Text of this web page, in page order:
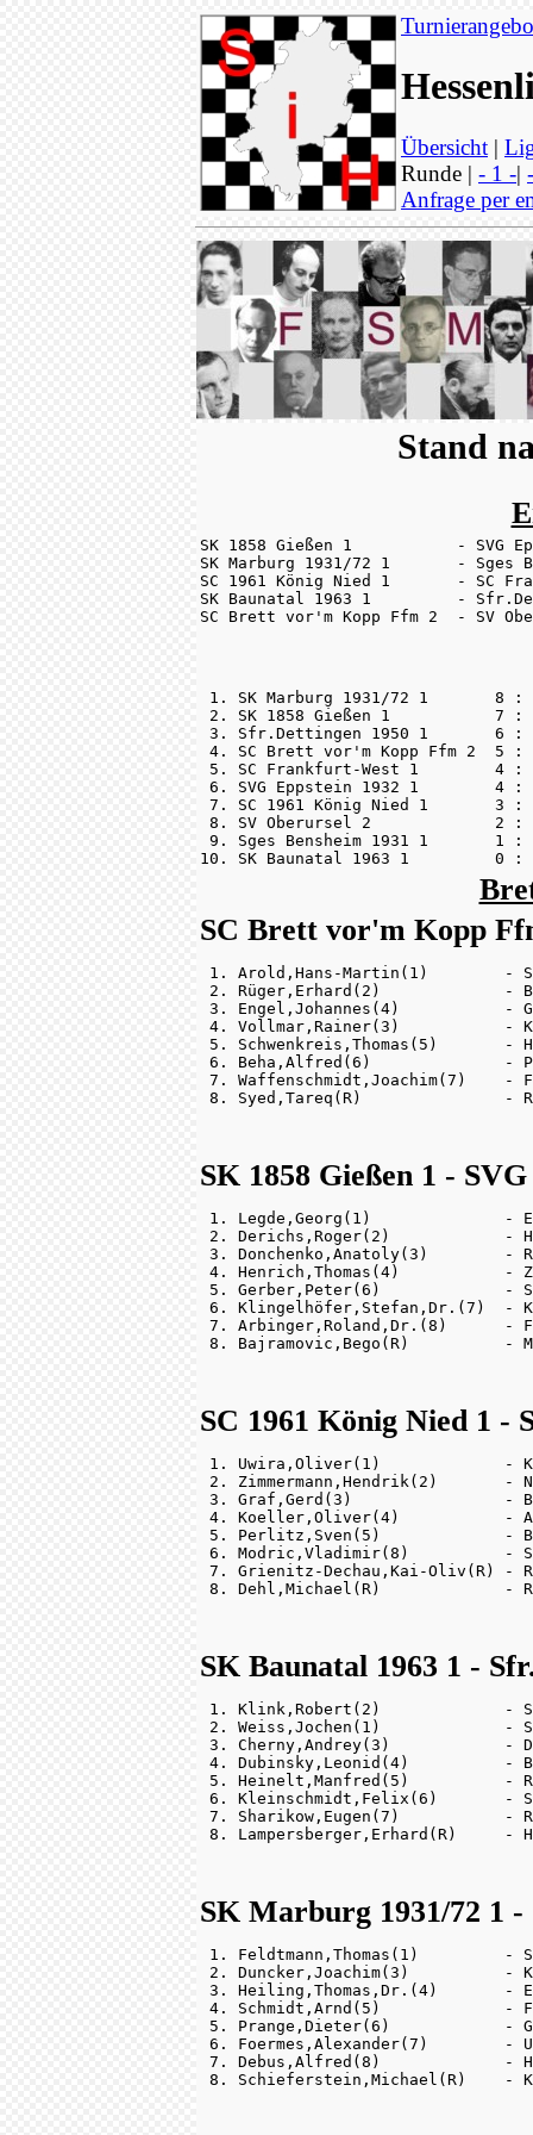
Übersicht |
Runde | - 1 -|
Anfrage per
Stand
SK 1858 Gießen 1           - SVG
SK Marburg 1931/72 1       -
SC 1961 König Nied 1       - SC
SK Baunatal 1963 1         -
SC Brett vor'm Kopp Ffm 2  -
1. SK Marburg 1931/72 1       8
2. SK 1858 Gießen 1           7
3. Sfr.Dettingen 1950 1       6
4. SC Brett vor'm Kopp Ffm 2  5
5. SC Frankfurt-West 1        4 :
6. SVG Eppstein 1932 1        4
7. SC 1961 König Nied 1       3
8. SV Oberursel 2             2 :
9. Sges Bensheim 1931 1       1
10. SK Baunatal 1963 1
SC Brett vor'm Kopp
1. Arold,Hans-Martin(1)
2. Rüger,Erhard(2)             -
3. Engel,Johannes(4)           -
4. Vollmar,Rainer(3)           -
5. Schwenkreis,Thomas(5)
6. Beha,Alfred(6)              -
7. Waffenschmidt,Joachim(7)
SK 1858 Gießen 1 -
1. Legde,Georg(1)              -
2. Derichs,Roger(2)            -
3. Donchenko,Anatoly(3)
4. Henrich,Thomas(4)           -
5. Gerber,Peter(6)             -
6. Klingelhöfer,Stefan,Dr.(7)  -
7. Arbinger,Roland,Dr.(8)      -
SC 1961 König Nied 1 -
1. Uwira,Oliver(1)             -
2. Zimmermann,Hendrik(2)       -
3. Graf,Gerd(3)                -
4. Koeller,Oliver(4)           -
5. Perlitz,Sven(5)             -
6. Modric,Vladimir(8)          -
7. Grienitz-Dechau,Kai-Oliv(R) -
SK Baunatal 1963 1 -
1. Klink,Robert(2)             -
2. Weiss,Jochen(1)             -
3. Cherny,Andrey(3)            -
4. Dubinsky,Leonid(4)          -
5. Heinelt,Manfred(5)          -
6. Kleinschmidt,Felix(6)       -
7. Sharikow,Eugen(7)           -
SK Marburg 1931/72 1 -
1. Feldtmann,Thomas(1)
2. Duncker,Joachim(3)          -
3. Heiling,Thomas,Dr.(4)       -
4. Schmidt,Arnd(5)             -
5. Prange,Dieter(6)            -
6. Foermes,Alexander(7)        -
7. Debus,Alfred(8)             -